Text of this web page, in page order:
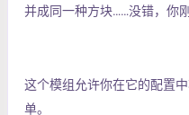
并成同一种方块……没错，你
这个模组允许你在它的配置
单。